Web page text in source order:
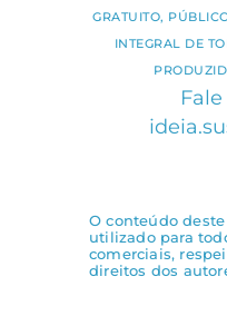
GRATUITO,
INTEGRAL DE
O conteúdo
utilizado para
comerciais,
direitos dos